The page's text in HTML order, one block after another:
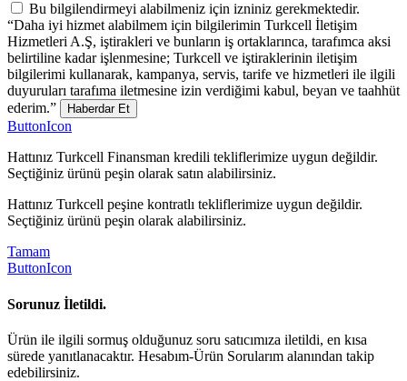
Bu bilgilendirmeyi alabilmeniz için izniniz gerekmektedir.
“Daha iyi hizmet alabilmem için bilgilerimin Turkcell İletişim
Hizmetleri A.Ş, iştirakleri ve bunların iş ortaklarınca, tarafımca aksi
belirtiline kadar işlenmesine; Turkcell ve iştiraklerinin iletişim
bilgilerimi kullanarak, kampanya, servis, tarife ve hizmetleri ile ilgili
duyuruları tarafıma iletmesine izin verdiğimi kabul, beyan ve taahhüt
ederim.”
Haberdar Et
ButtonIcon
Hattınız Turkcell Finansman kredili tekliflerimize uygun değildir.
Seçtiğiniz ürünü peşin olarak satın alabilirsiniz.
Hattınız Turkcell peşine kontratlı tekliflerimize uygun değildir.
Seçtiğiniz ürünü peşin olarak alabilirsiniz.
Tamam
ButtonIcon
Sorunuz İletildi.
Ürün ile ilgili sormuş olduğunuz soru satıcımıza iletildi, en kısa
sürede yanıtlanacaktır. Hesabım-Ürün Sorularım alanından takip
edebilirsiniz.